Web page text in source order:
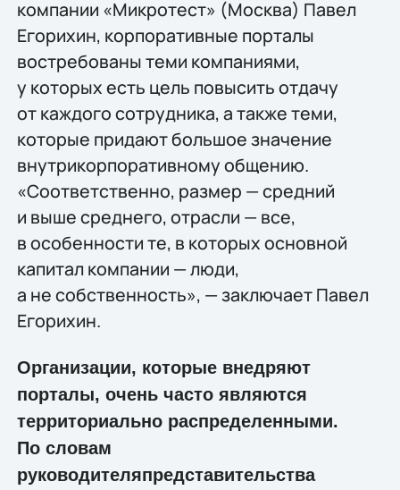
компании «Микротест» (Москва) Павел
Егорихин, корпоративные порталы
востребованы теми компаниями,
у которых есть цель повысить отдачу
от каждого сотрудника, а также теми,
которые придают большое значение
внутрикорпоративному общению.
«Соответственно, размер — средний
и выше среднего, отрасли — все,
в особенности те, в которых основной
капитал компании — люди,
а не собственность», — заключает Павел
Егорихин.
Организации, которые внедряют
порталы, очень часто являются
территориально распределенными.
По словам
руководителяпредставительства